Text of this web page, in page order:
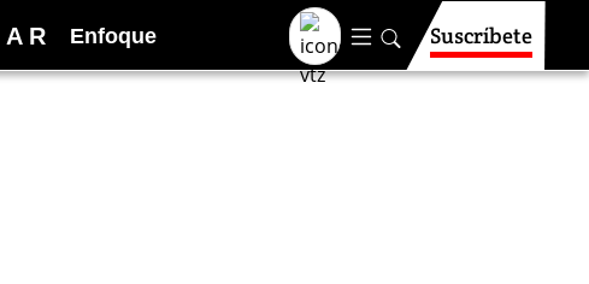
A R Enfoque Suscríbete